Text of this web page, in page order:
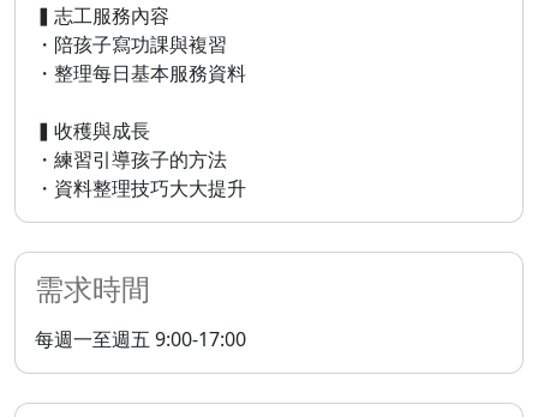
▍志工服務內容
・陪孩子寫功課與複習
・整理每日基本服務資料
▍收穫與成長
・練習引導孩子的方法
・資料整理技巧大大提升
需求時間
每週一至週五 9:00-17:00